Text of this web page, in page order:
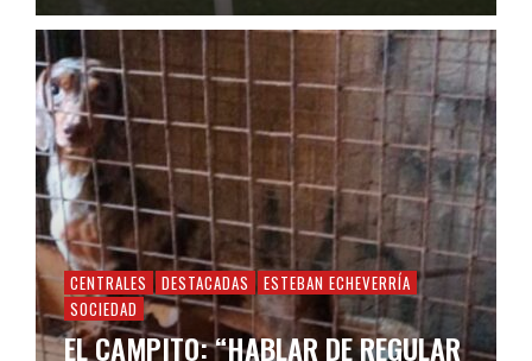
CENTRALES DESTACADAS
ESTEBAN ECHEVERRÍA
SOCIEDAD
EL CAMPITO: “HABLAR DE REGULAR